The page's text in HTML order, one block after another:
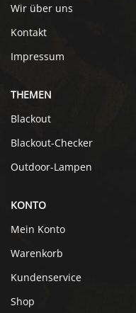
Wir über uns
Kontakt
Impressum
THEMEN
Blackout
Blackout-Checker
Outdoor-Lampen
KONTO
Mein Konto
Warenkorb
Kundenservice
Shop